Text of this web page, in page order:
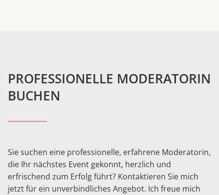
PROFESSIONELLE MODERATORIN
BUCHEN
Sie suchen eine professionelle, erfahrene Moderatorin,
die Ihr nächstes Event gekonnt, herzlich und
erfrischend zum Erfolg führt? Kontaktieren Sie mich
jetzt für ein unverbindliches Angebot. Ich freue mich